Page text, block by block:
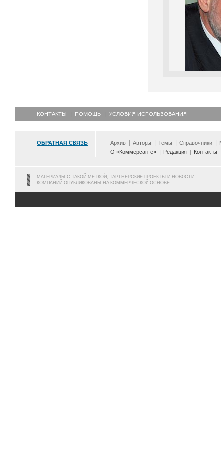
КОНТАКТЫ ПОМОЩЬ УСЛОВИЯ ИСПОЛЬЗОВАНИЯ
ОБРАТНАЯ СВЯЗЬ Архив Авторы Темы Справочники
О «Коммерсанте»
Редакция Контакты
МАТЕРИАЛЫ С ТАКОЙ МЕТКОЙ, ПАРТНЕРСКИЕ ПРОЕКТЫ И НОВОСТИ
КОМПАНИЙ ОПУБЛИКОВАНЫ НА КОММЕРЧЕСКОЙ ОСНОВЕ